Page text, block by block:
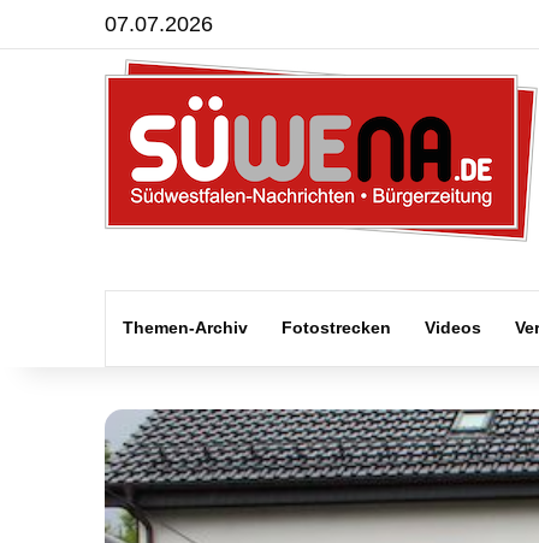
07.07.2026
Themen-Archiv Fotostrecken Videos